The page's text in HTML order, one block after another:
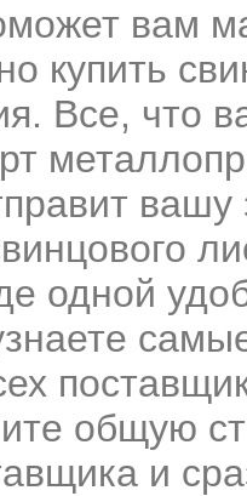
вам
купить
Все, что
одной
общую
и